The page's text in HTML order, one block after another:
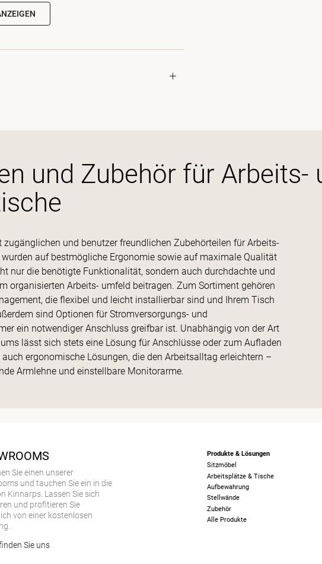
und Zubehör für Arbeits-
und benutzer freundlichen Zubehörteilen für Arbeits-
auf bestmögliche Ergonomie sowie auf maximale Qualität
nur die benötigte Funktionalität, sondern auch durchdachte und
organisierten Arbeits- umfeld beitragen. Zum Sortiment gehören
die flexibel und leicht installierbar sind und Ihrem Tisch
sind Optionen für Stromversorgungs- und
ein notwendiger Anschluss greifbar ist. Unabhängig von der Art
lässt sich stets eine Lösung für Anschlüsse oder zum Aufladen
ergonomische Lösungen, die den Arbeitsalltag erleichtern –
Armlehne und einstellbare Monitorarme.
Sie einen unserer
und tauchen Sie ein in die
Kinnarps. Lassen Sie sich
und profitieren Sie
von einer kostenlosen
Sie uns
Produkte & Lösungen
Sitzmöbel
Arbeitsplätze & Tische
Aufbewahrung
Stellwände
Zubehör
Alle Produkte